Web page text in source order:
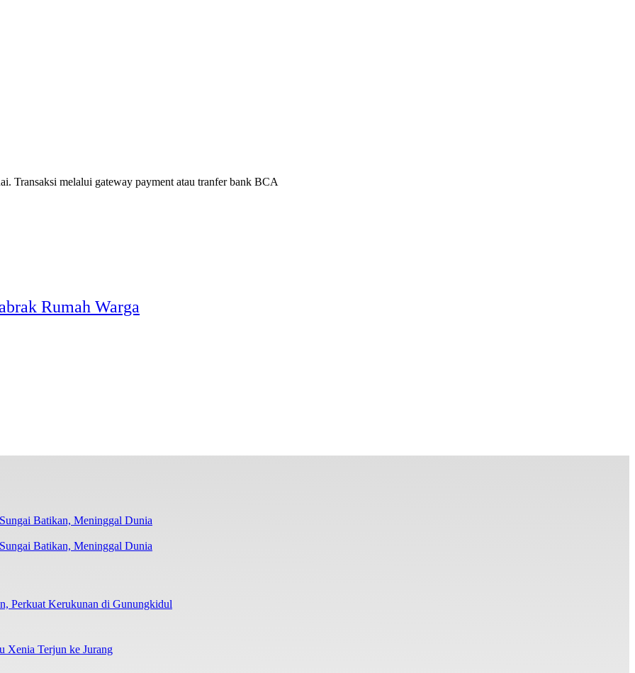
Transaksi melalui gateway payment atau tranfer bank BCA
Rumah Warga
Batikan, Meninggal Dunia
Perkuat Kerukunan di Gunungkidul
Xenia Terjun ke Jurang